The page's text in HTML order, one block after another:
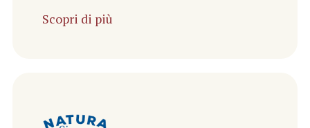
Scopri di più